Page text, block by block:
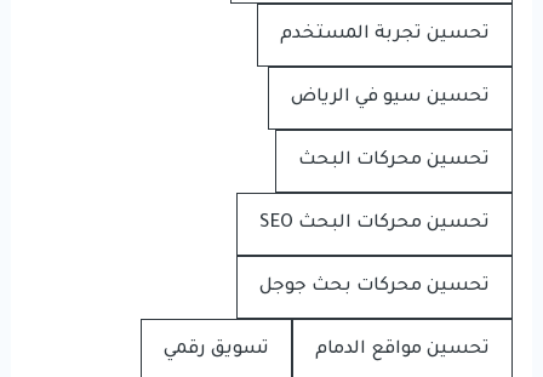
تحسين تجربة المستخدم
تحسين سيو في الرياض
تحسين محركات البحث
تحسين محركات البحث SEO
تحسين محركات بحث جوجل
تحسين مواقع الدمام تسويق رقمي